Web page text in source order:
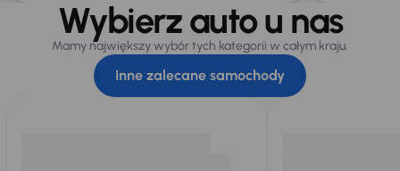
Wybierz auto u nas
Mamy największy wybór tych kategorii w całym kraju.
Inne zalecane samochody